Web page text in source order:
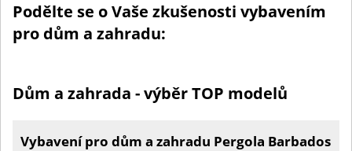
Podělte se o Vaše zkušenosti vybavením
pro dům a zahradu:
Dům a zahrada - výběr TOP modelů
Vybavení pro dům a zahradu Pergola Barbados